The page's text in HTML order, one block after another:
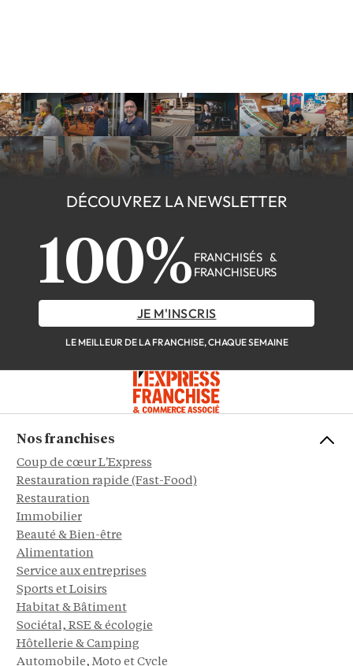
DÉCOUVREZ LA NEWSLETTER
100% FRANCHISÉS &
FRANCHISEURS
JE M'INSCRIS
LE MEILLEUR DE LA FRANCHISE, CHAQUE SEMAINE
Nos franchises
Coup de cœur L'Express
Restauration rapide (Fast-Food)
Restauration
Immobilier
Beauté & Bien-être
Alimentation
Service aux entreprises
Sports et Loisirs
Habitat & Bâtiment
Sociétal, RSE & écologie
Hôtellerie & Camping
Automobile, Moto et Cycle